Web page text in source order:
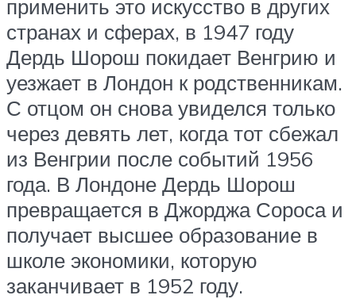
применить это искусство в других
странах и сферах, в 1947 году
Дердь Шорош покидает Венгрию и
уезжает в Лондон к родственникам.
С отцом он снова увиделся только
через девять лет, когда тот сбежал
из Венгрии после событий 1956
года. В Лондоне Дердь Шорош
превращается в Джорджа Сороса и
получает высшее образование в
школе экономики, которую
заканчивает в 1952 году.